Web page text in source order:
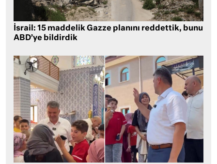
İsrail: 15 maddelik Gazze planını reddettik, bunu
ABD’ye bildirdik